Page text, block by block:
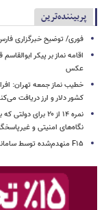
پربیننده‌ترین
فوری/ توضیح خبرگزاری
اقامه نماز بر پیکر
عکس
خطیب نماز جمعه تهران:
کشور دلار و ارز دریافت
نمره ۱۴ از ۲۰
نگاه‌های امنیتی و
F۱۵ منهدم‌شده توسط سامانۀ پدافندی نوین هوافضای سپاه + تصاویر